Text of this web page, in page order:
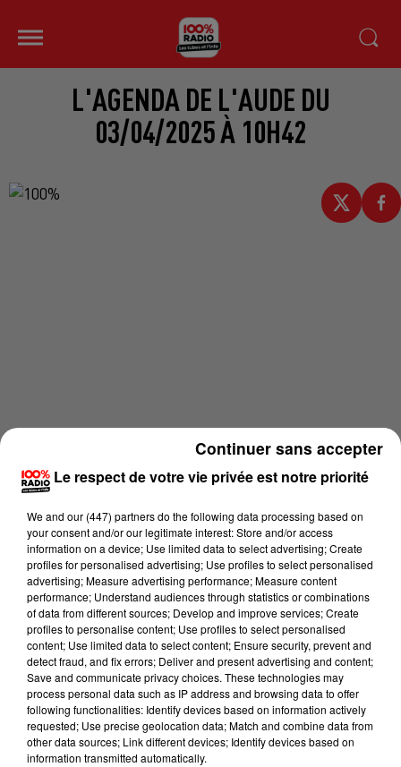
L'AGENDA DE L'AUDE DU
03/04/2025 À 10H42
Lecture (1 min 15 sec)
100%
Le respect de votre vie privée est notre priorité
We and our (447) partnersdo the following data processing based on
your consent and/or our legitimate interest: Store and/or access
information on a device; Use limited data to select advertising; Create
profiles for personalised advertising; Use profiles to select personalised
advertising; Measure advertising performance; Measure content
performance; Understand audiences through statistics or combinations
of data from different sources; Develop and improve services; Create
profiles to personalise content; Use profiles to select personalised
content; Use limited data to select content; Ensure security, prevent and
detect fraud, and fix errors; Deliver and present advertising and content;
Save and communicate privacy choices. These technologies may
process personal data such as IP address and browsing data to offer
following functionalities: Identify devices based on information actively
requested; Use precise geolocation data; Match and combine data from
other data sources; Link different devices; Identify devices based on
information transmitted automatically.
Continuer sans accepter